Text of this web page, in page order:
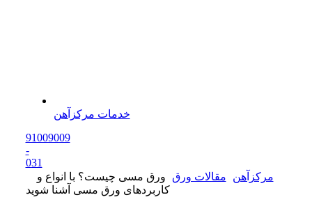
خدمات مرکزآهن
91009009
-
031
مرکزآهن
مقالات ورق
ورق مسی چیست؟ با انواع و
کاربردهای ورق مسی آشنا شوید